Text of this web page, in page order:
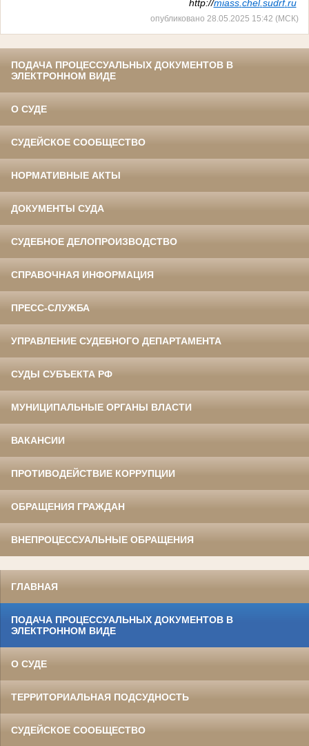
http://miass. chel.sudrf.ru
опубликовано 28.05.2025 15:42 (МСК)
ПОДАЧА ПРОЦЕССУАЛЬНЫХ ДОКУМЕНТОВ В
ЭЛЕКТРОННОМ ВИДЕ
О СУДЕ
СУДЕЙСКОЕ СООБЩЕСТВО
НОРМАТИВНЫЕ АКТЫ
ДОКУМЕНТЫ СУДА
СУДЕБНОЕ ДЕЛОПРОИЗВОДСТВО
СПРАВОЧНАЯ ИНФОРМАЦИЯ
ПРЕСС-СЛУЖБА
УПРАВЛЕНИЕ СУДЕБНОГО ДЕПАРТАМЕНТА
СУДЫ СУБЪЕКТА РФ
МУНИЦИПАЛЬНЫЕ ОРГАНЫ ВЛАСТИ
ВАКАНСИИ
ПРОТИВОДЕЙСТВИЕ КОРРУПЦИИ
ОБРАЩЕНИЯ ГРАЖДАН
ВНЕПРОЦЕССУАЛЬНЫЕ ОБРАЩЕНИЯ
ГЛАВНАЯ
ПОДАЧА ПРОЦЕССУАЛЬНЫХ ДОКУМЕНТОВ В
ЭЛЕКТРОННОМ ВИДЕ
О СУДЕ
ТЕРРИТОРИАЛЬНАЯ ПОДСУДНОСТЬ
СУДЕЙСКОЕ СООБЩЕСТВО